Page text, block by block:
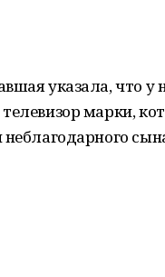
указала, что
марки,